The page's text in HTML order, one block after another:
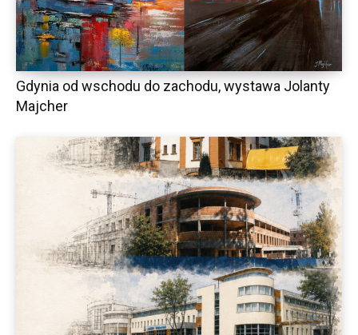
Gdynia od wschodu do zachodu, wystawa Jolanty
Majcher